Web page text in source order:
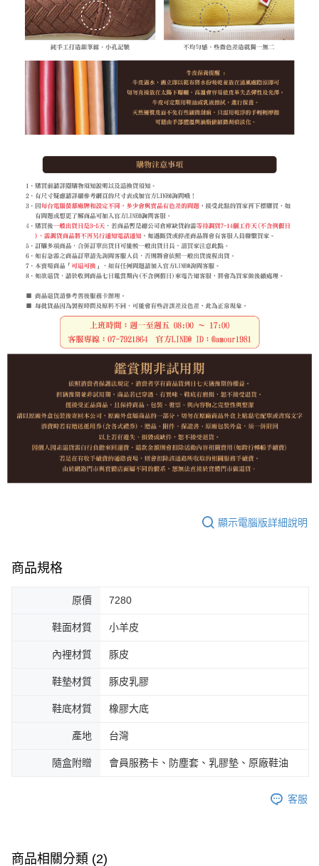
顯示電腦版詳細說明
商品規格
原價 7280
鞋面材質 小羊皮
內裡材質 豚皮
鞋墊材質 豚皮乳膠
鞋底材質 橡膠大底
產地 台灣
隨盒附贈 會員服務卡、防塵套、乳膠墊、原廠鞋油
客服
商品相關分類 (2)